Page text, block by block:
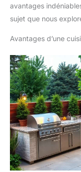
avantages
sujet que nous
Avantages d’une